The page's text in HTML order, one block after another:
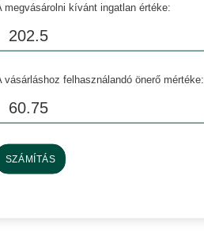
megvásárolni kívánt ingatlan értéke:
vásárláshoz felhasználandó önerő mértéke:
SZÁMÍTÁS